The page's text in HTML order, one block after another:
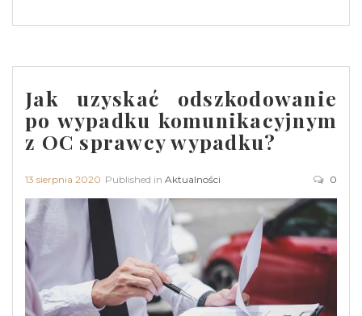
Jak uzyskać odszkodowanie
po wypadku komunikacyjnym
z OC sprawcy wypadku?
13 sierpnia 2020 Published in Aktualności 0